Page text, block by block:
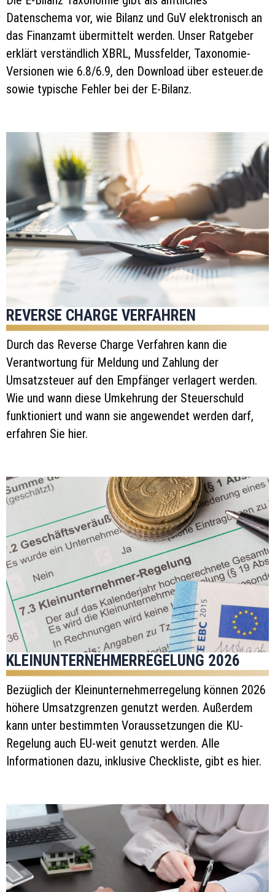
Datenschema vor, wie Bilanz und GuV elektronisch an
das Finanzamt übermittelt werden. Unser Ratgeber
erklärt verständlich XBRL, Mussfelder, Taxonomie-
Versionen wie 6.8/6.9, den Download über esteuer.de
sowie typische Fehler bei der E-Bilanz.
REVERSE CHARGE VERFAHREN
Durch das Reverse Charge Verfahren kann die
Verantwortung für Meldung und Zahlung der
Umsatzsteuer auf den Empfänger verlagert werden.
Wie und wann diese Umkehrung der Steuerschuld
funktioniert und wann sie angewendet werden darf,
erfahren Sie hier.
KLEINUNTERNEHMERREGELUNG 2026
Bezüglich der Kleinunternehmerregelung können 2026
höhere Umsatzgrenzen genutzt werden. Außerdem
kann unter bestimmten Voraussetzungen die KU-
Regelung auch EU-weit genutzt werden. Alle
Informationen dazu, inklusive Checkliste, gibt es hier.